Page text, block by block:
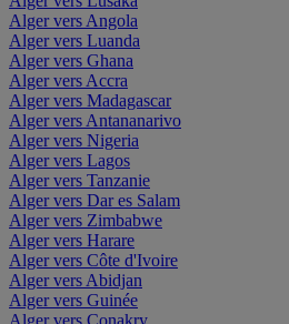
Alger vers Angola
Alger vers Luanda
Alger vers Ghana
Alger vers Accra
Alger vers Madagascar
Alger vers Antananarivo
Alger vers Nigeria
Alger vers Lagos
Alger vers Tanzanie
Alger vers Dar es Salam
Alger vers Zimbabwe
Alger vers Harare
Alger vers Côte d'Ivoire
Alger vers Abidjan
Alger vers Guinée
Alger vers Conakry